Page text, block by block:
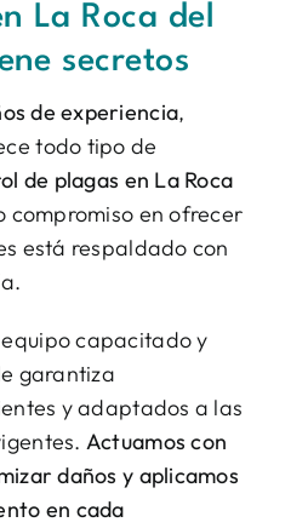
La Roca del
secretos
de experiencia,
todo tipo de
de plagas en La Roca
compromiso en ofrecer
está respaldado con
capacitado y
garantiza
y adaptados a las
Actuamos con
daños y aplicamos
en cada